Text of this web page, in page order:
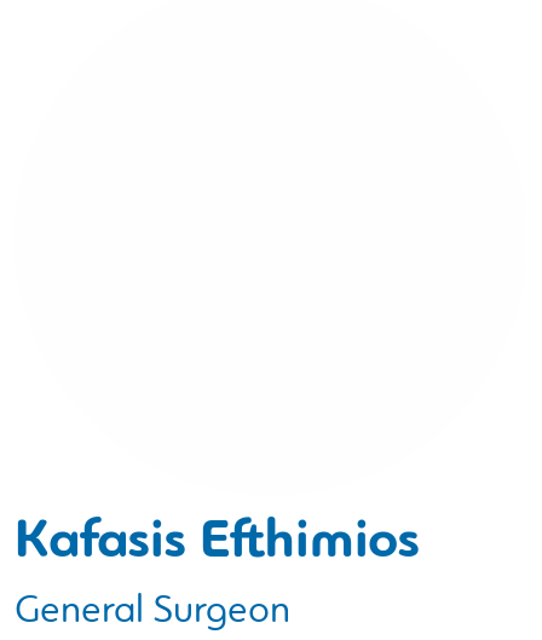
Kafasis Efthimios
General Surgeon